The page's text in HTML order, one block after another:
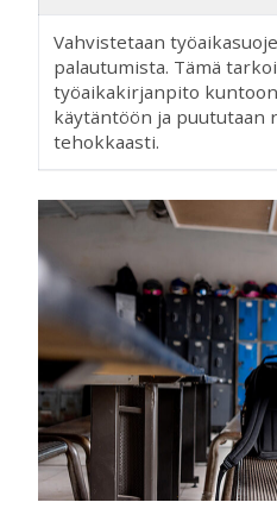
Vahvistetaan
palautumista. Tämä
työaikakirjanpito
käytäntöön ja puututaan
tehokkaasti.